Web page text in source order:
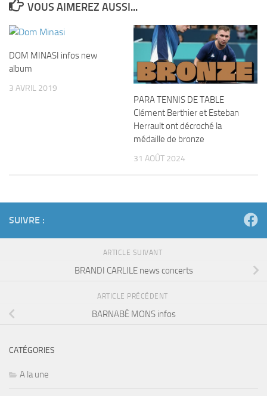
VOUS AIMEREZ AUSSI...
DOM MINASI infos new
album
3 AVRIL 2019
PARA TENNIS DE TABLE
Clément Berthier et Esteban
Herrault ont décroché la
médaille de bronze
31 AOÛT 2024
SUIVRE :
ARTICLE SUIVANT
BRANDI CARLILE news concerts
ARTICLE PRÉCÉDENT
BARNABÉ MONS infos
CATÉGORIES
A la une